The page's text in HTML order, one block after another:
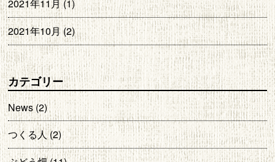
2021年11月(1)
2021年10月(2)
カテゴリー
News(2)
つくる人(2)